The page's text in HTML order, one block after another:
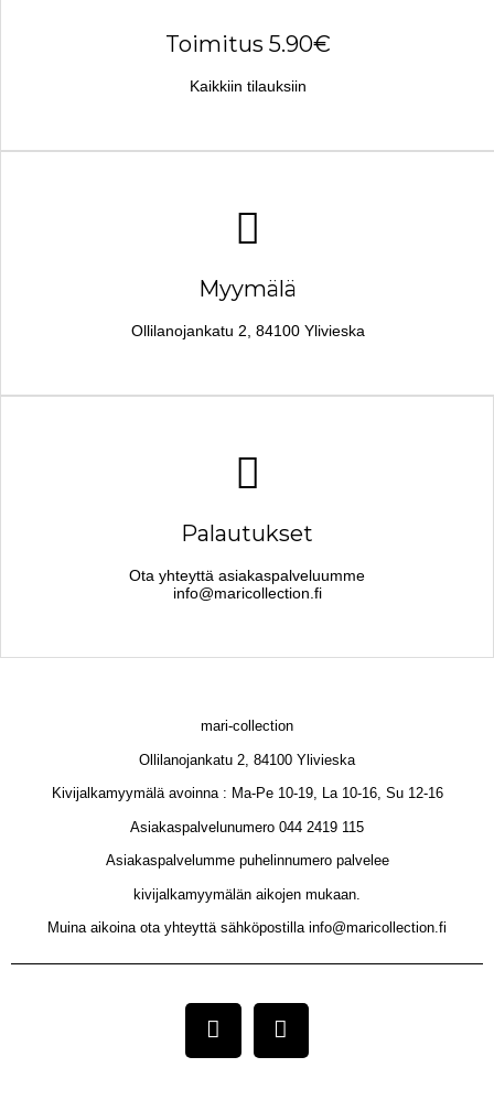
Toimitus 5.90€
Kaikkiin tilauksiin
Myymälä
Ollilanojankatu 2, 84100 Ylivieska
Palautukset
Ota yhteyttä asiakaspalveluumme
info@maricollection.fi
mari-collection
Ollilanojankatu 2, 84100 Ylivieska
Kivijalkamyymälä avoinna : Ma-Pe 10-19, La 10-16, Su 12-16
Asiakaspalvelunumero 044 2419 115
Asiakaspalvelumme puhelinnumero palvelee
kivijalkamyymälän aikojen mukaan.
Muina aikoina ota yhteyttä sähköpostilla info@maricollection.fi